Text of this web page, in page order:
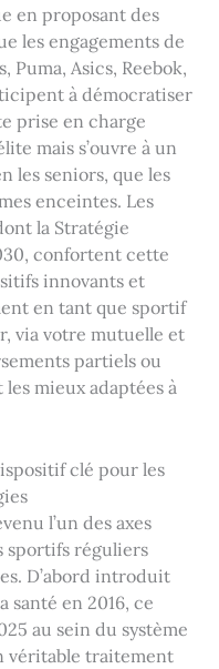
en proposant des
les engagements de
Puma, Asics, Reebok,
à démocratiser
prise en charge
mais s’ouvre à un
les seniors, que les
enceintes. Les
la Stratégie
confortent cette
innovants et
en tant que sportif
via votre mutuelle et
partiels ou
mieux adaptées à
clé pour les
l’un des axes
sportifs réguliers
D’abord introduit
santé en 2016, ce
au sein du système
véritable traitement